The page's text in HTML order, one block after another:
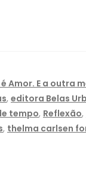
Amor. E a outra
, editora Belas
tempo, Reflexão,
, thelma carlsen